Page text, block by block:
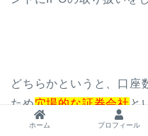
どちらかというと、口座
ため穴場的な証券会社と
ホーム プロフィール